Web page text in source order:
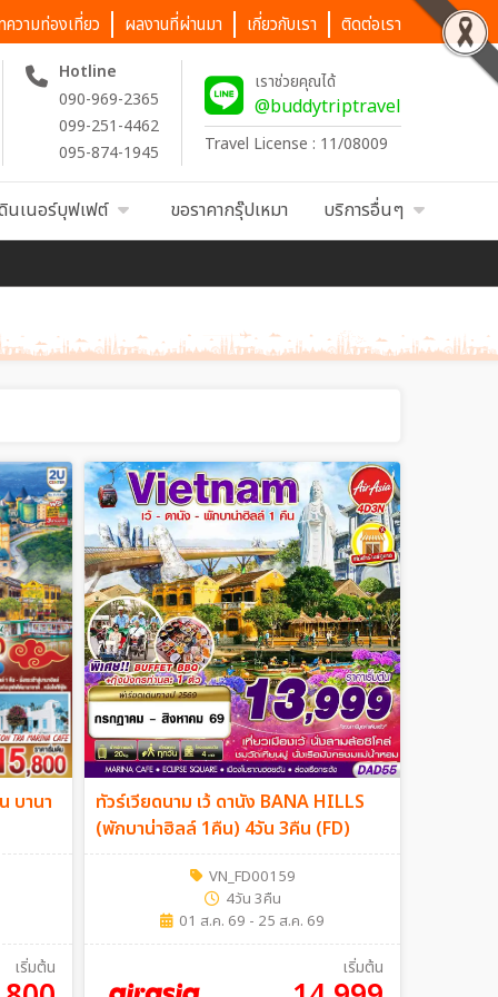
ความท่องเที่ยว ผลงานที่ผ่านมา เกี่ยวกับเรา ติดต่อเรา
Hotline
090-969-2365
099-251-4462
095-874-1945
เราช่วยคุณได้
@buddytriptravel
Travel License : 11/08009
นเนอร์บุฟเฟต์ ขอราคากรุ๊ปเหมา บริการอื่นๆ
บานา
เริ่มต้น
ทัวร์เวียดนาม เว้ ดานัง BANA HILLS
(พักบาน่าฮิลล์ 1คืน) 4วัน 3คืน (FD)
VN_FD00159
4วัน 3คืน
01 ส.ค. 69 - 25 ส.ค. 69
เริ่มต้น